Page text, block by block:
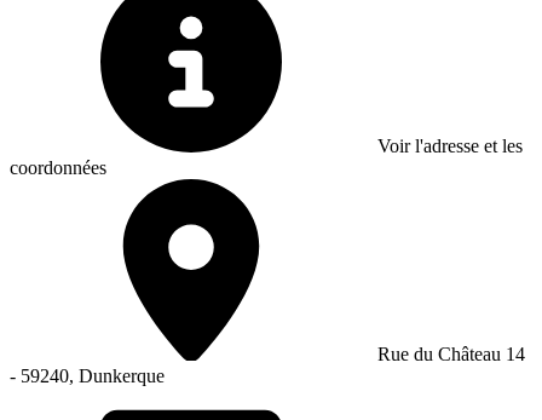
Voir l'adresse et les
coordonnées
Rue du Château 14
- 59240, Dunkerque